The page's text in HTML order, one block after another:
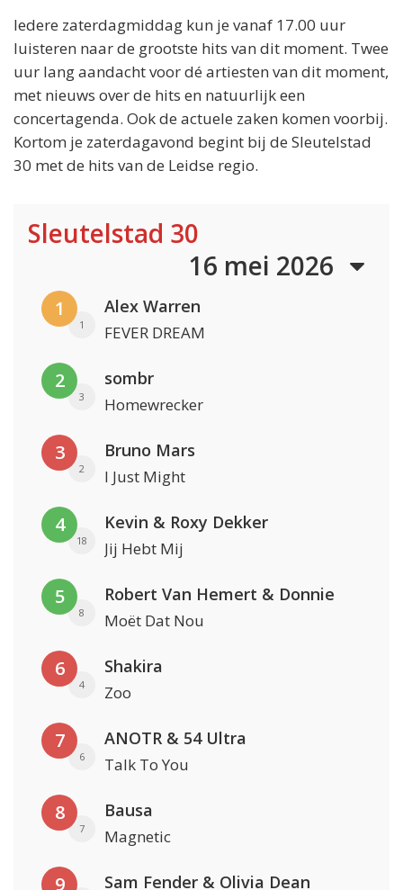
Iedere zaterdagmiddag kun je vanaf 17.00 uur
luisteren naar de grootste hits van dit moment. Twee
uur lang aandacht voor dé artiesten van dit moment,
met nieuws over de hits en natuurlijk een
concertagenda. Ook de actuele zaken komen voorbij.
Kortom je zaterdagavond begint bij de Sleutelstad
30 met de hits van de Leidse regio.
Sleutelstad 30
16 mei 2026
1
1
Alex Warren
FEVER DREAM
2
3
sombr
Homewrecker
3
2
Bruno Mars
I Just Might
4
18
Kevin & Roxy Dekker
Jij Hebt Mij
5
8
Robert Van Hemert & Donnie
Moët Dat Nou
6
4
Shakira
Zoo
7
6
ANOTR & 54 Ultra
Talk To You
8
7
Bausa
Magnetic
9 Sam Fender & Olivia Dean